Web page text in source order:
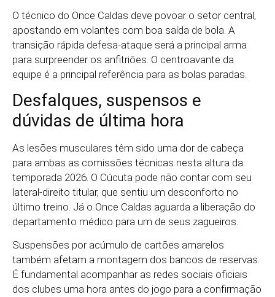
O técnico do Once Caldas deve povoar o setor central,
apostando em volantes com boa saída de bola. A
transição rápida defesa-ataque será a principal arma
para surpreender os anfitriões. O centroavante da
equipe é a principal referência para as bolas paradas.
Desfalques, suspensos e
dúvidas de última hora
As lesões musculares têm sido uma dor de cabeça
para ambas as comissões técnicas nesta altura da
temporada 2026. O Cúcuta pode não contar com seu
lateral-direito titular, que sentiu um desconforto no
último treino. Já o Once Caldas aguarda a liberação do
departamento médico para um de seus zagueiros.
Suspensões por acúmulo de cartões amarelos
também afetam a montagem dos bancos de reservas.
É fundamental acompanhar as redes sociais oficiais
dos clubes uma hora antes do jogo para a confirmação